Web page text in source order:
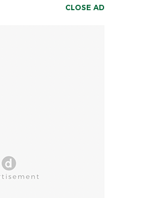
CLOSE AD